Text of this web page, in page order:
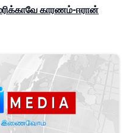
காரணம்-ஈரான்